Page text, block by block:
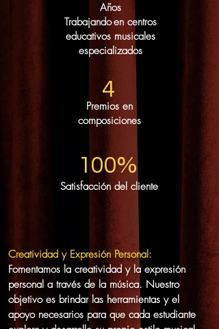
Años
Trabajandoen centros
educativos musicales
especializados
4
Premios en
composiciones
100%
Satisfacción del cliente
Creatividad y Expresión Personal:
Fomentamos la creatividad y la expresión
personal a través de la música. Nuestro
objetivo es brindar las herramientas y el
apoyo necesarios para que cada estudiante